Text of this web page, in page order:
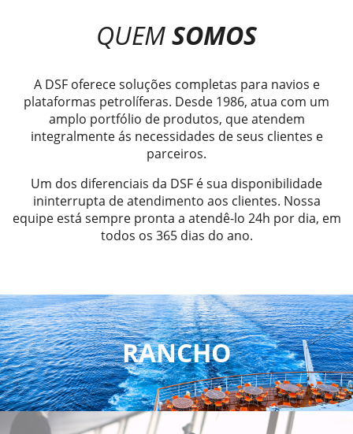
QUEMSOMOS
A DSF oferece soluções completas para navios e
plataformas petrolíferas. Desde 1986, atua com um
amplo portfólio de produtos, que atendem
integralmente ás necessidades de seus clientes e
parceiros.
Um dos diferenciais da DSF é sua disponibilidade
ininterrupta de atendimento aos clientes. Nossa
equipe está sempre pronta a atendê-lo 24h por dia, em
todos os 365 dias do ano.
RANCHO
Temos um departamento especializado
na venda de alimentos para